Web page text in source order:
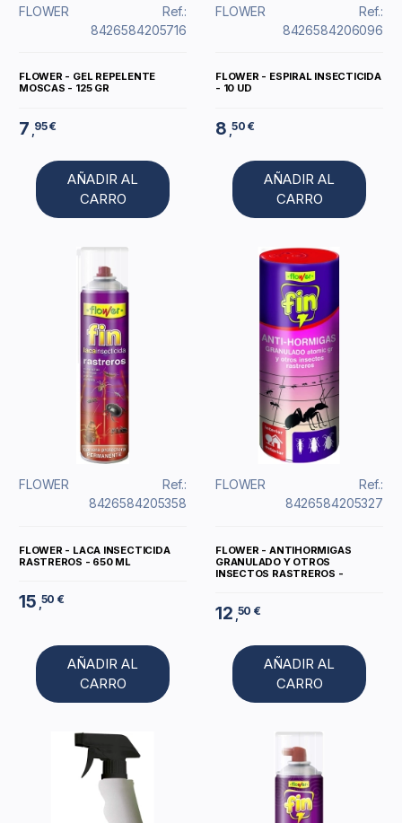
FLOWER
Ref.:
8426584205716
FLOWER - GEL REPELENTE
MOSCAS - 125 GR
7 95 €
AÑADIR AL
CARRO
FLOWER
Ref.:
8426584206096
FLOWER - ESPIRAL INSECTICIDA
- 10 UD
8 ,50 €
AÑADIR AL
CARRO
FLOWER
Ref.:
8426584205358
FLOWER - LACA INSECTICIDA
RASTREROS - 650 ML
15 ,50 €
AÑADIR AL
CARRO
FLOWER
Ref.:
8426584205327
FLOWER - ANTIHORMIGAS
GRANULADO Y OTROS
INSECTOS RASTREROS -
12 ,50 €
AÑADIR AL
CARRO